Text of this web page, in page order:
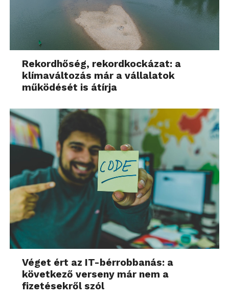
Rekordhőség, rekordkockázat: a
klímaváltozás már a vállalatok
működését is átírja
Véget ért az IT-bérrobbanás: a
következő verseny már nem a
fizetésekről szól